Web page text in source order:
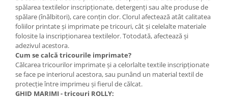
spălarea textilelor inscripţionate, detergenţi sau alte produse de
spălare (înălbitori), care conţin clor. Clorul afectează atât calitatea
foliilor printate şi imprimate pe tricouri, cât şi celelalte materiale
folosite la inscripţionarea textilelor. Totodată, afectează şi
adezivul acestora.
Cum se calcă tricourile imprimate?
Călcarea tricourilor imprimate şi a celorlalte textile inscripţionate
se face pe interiorul acestora, sau punând un material textil de
protecţie între imprimeu şi fierul de călcat.
GHID MARIMI - tricouri ROLLY: